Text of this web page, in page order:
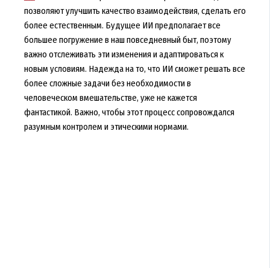
позволяют улучшить качество взаимодействия, сделать его
более естественным. Будущее ИИ предполагает все
большее погружение в наш повседневный быт, поэтому
важно отслеживать эти изменения и адаптироваться к
новым условиям. Надежда на то, что ИИ сможет решать все
более сложные задачи без необходимости в
человеческом вмешательстве, уже не кажется
фантастикой. Важно, чтобы этот процесс сопровождался
разумным контролем и этическими нормами.